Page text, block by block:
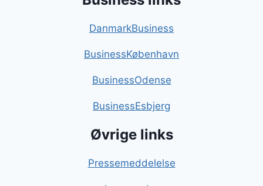
DanmarkBusiness
BusinessKøbenhavn
BusinessOdense
BusinessEsbjerg
Øvrige links
Pressemeddelelse